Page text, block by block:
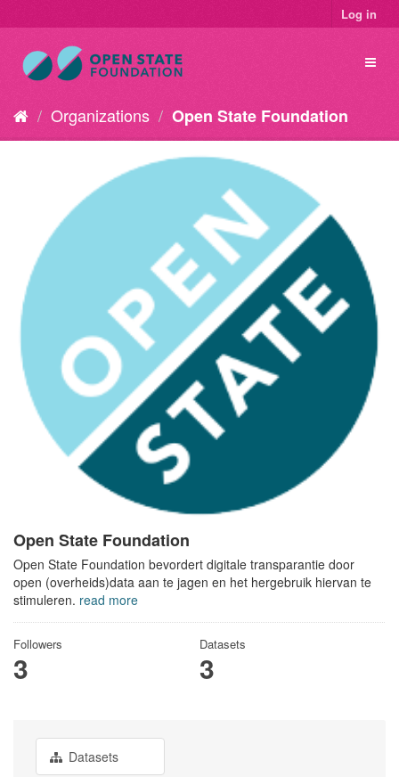
Log in
Organizations Open State Foundation
Open State Foundation
Open State Foundation bevordert digitale transparantie door
open (overheids)data aan te jagen en het hergebruik hiervan te
stimuleren. read more
Followers
3
Datasets
3
Datasets